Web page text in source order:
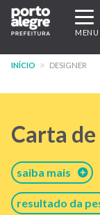
Pular
para
conteúdo
MENU
INÍCIO DESIGNER
Carta
saiba mais
resultado da